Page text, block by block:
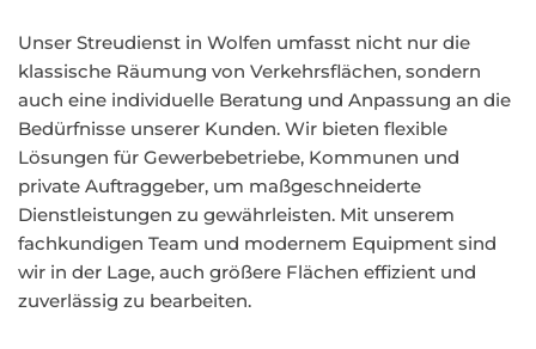
Unser Streudienst in Wolfen umfasst nicht nur die
klassische Räumung von Verkehrsflächen, sondern
auch eine individuelle Beratung und Anpassung an die
Bedürfnisse unserer Kunden. Wir bieten flexible
Lösungen für Gewerbebetriebe, Kommunen und
private Auftraggeber, um maßgeschneiderte
Dienstleistungen zu gewährleisten. Mit unserem
fachkundigen Team und modernem Equipment sind
wir in der Lage, auch größere Flächen effizient und
zuverlässig zu bearbeiten.